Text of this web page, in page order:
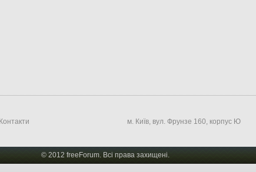
м. Київ, вул. Фрунзе 160, корпус Ю
Контакти
© 2012 freeForum. Всі права захищені.